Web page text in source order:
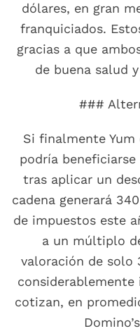
dólares, en gran
franquiciados.
gracias a que
de buena salud
###
Si finalmente Yum
podría
tras aplicar un
cadena generará
de impuestos este
a un múltiplo
valoración de solo
considerablemente
cotizan, en